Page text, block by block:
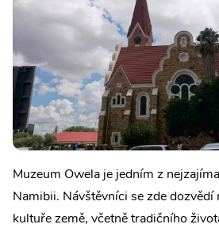
Muzeum Owela je jedním z
Namibii. Návštěvníci se zde
kultuře země, včetně tradičního